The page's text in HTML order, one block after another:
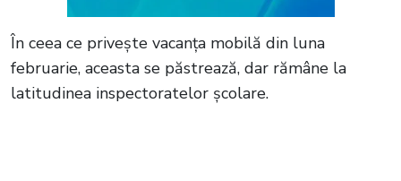
În ceea ce privește vacanța mobilă din luna
februarie, aceasta se păstrează, dar rămâne la
latitudinea inspectoratelor școlare.